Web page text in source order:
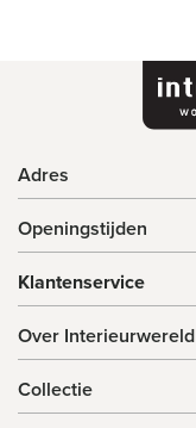
Adres
Openingstijden
Klantenservice
Over Interieurwereld
Collectie